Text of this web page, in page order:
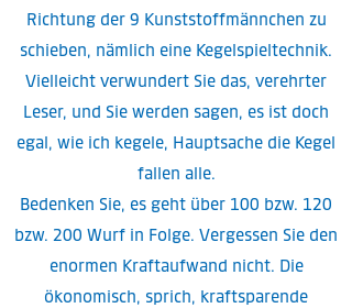
Richtung der 9 Kunststoffmännchen zu
schieben, nämlich eine Kegelspieltechnik.
Vielleicht verwundert Sie das, verehrter
Leser, und Sie werden sagen, es ist doch
egal, wie ich kegele, Hauptsache die Kegel
fallen alle.
Bedenken Sie, es geht über 100 bzw. 120
bzw. 200 Wurf in Folge. Vergessen Sie den
enormen Kraftaufwand nicht. Die
ökonomisch, sprich, kraftsparende